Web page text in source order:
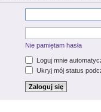
Nie pamiętam hasła
Loguj mnie
Ukryj mój status